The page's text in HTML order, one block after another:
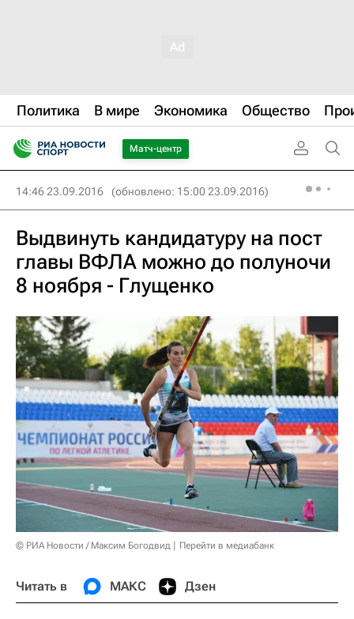
Политика В мире Экономика Общество
Матч-центр
14:46 23.09.2016 (обновлено: 15:00 23.09.2016)
Выдвинуть кандидатуру на пост
главы ВФЛА можно до полуночи
8 ноября - Глущенко
© РИА Новости / Максим Богодвид Перейти в медиабанк
Читать в МАКС Дзен